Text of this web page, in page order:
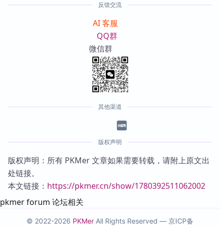
反馈交流
AI 客服
QQ群
微信群
其他渠道
版权声明
版权声明：所有 PKMer 文章如果需要转载，请附上原文出
处链接。
本文链接： https://pkmer.cn/show/1780392511062002
pkmer forum 论坛相关
© 2022-2026 PKMer All Rights Reserved — 京ICP备